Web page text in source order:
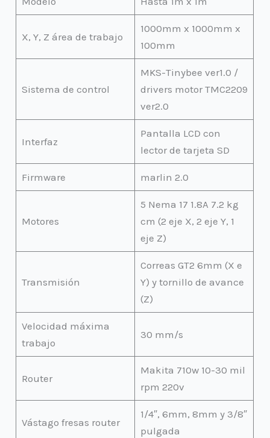
X, Y, Z área de trabajo
1000mm x 1000mm x
100mm
Sistema de control
MKS-Tinybee ver1.0 /
drivers motor TMC2209
ver2.0
Interfaz
Pantalla LCD con
lector de tarjeta SD
Firmware marlin 2.0
Motores
5 Nema 17 1.8A 7.2 kg
cm (2 eje X, 2 eje Y, 1
eje Z)
Transmisión
Correas GT2 6mm (X e
Y) y tornillo de avance
(Z)
Velocidad máxima
trabajo
30 mm/s
Router
Makita 710w 10-30 mil
rpm 220v
Vástago fresas router
1/4″, 6mm, 8mm y 3/8″
pulgada